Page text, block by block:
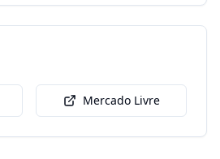
Mercado Livre